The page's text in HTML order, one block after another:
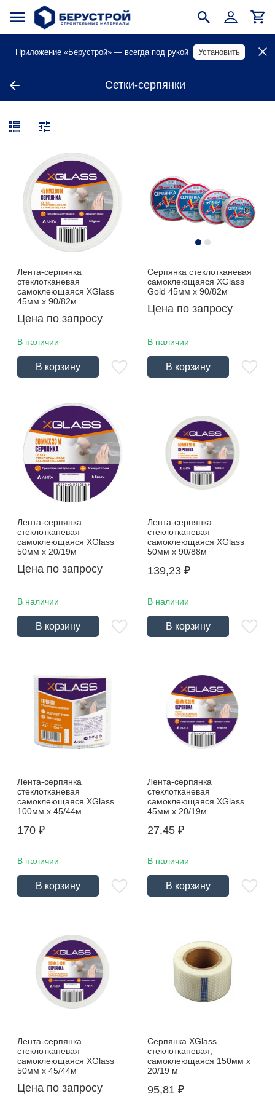
Приложение «Берустрой» — всегда под рукой Установить
Сетки-серпянки
Лента-серпянка
стеклотканевая
самоклеющаяся XGlass
45мм х 90/82м
Цена по запросу
В наличии
В корзину
Серпянка стеклотканевая
самоклеющаяся XGlass
Gold 45мм х 90/82м
Цена по запросу
В наличии
В корзину
Лента-серпянка
стеклотканевая
самоклеющаяся XGlass
50мм х 20/19м
Цена по запросу
В наличии
В корзину
Лента-серпянка
стеклотканевая
самоклеющаяся XGlass
50мм х 90/88м
139,23 ₽
В наличии
В корзину
Лента-серпянка
стеклотканевая
самоклеющаяся XGlass
100мм х 45/44м
170 ₽
В наличии
В корзину
Лента-серпянка
стеклотканевая
самоклеющаяся XGlass
45мм х 20/19м
27,45 ₽
В наличии
В корзину
Лента-серпянка
стеклотканевая
самоклеющаяся XGlass
50мм х 45/44м
Цена по запросу
Серпянка XGlass
стеклотканевая,
самоклеющаяся 150мм х
20/19 м
95,81 ₽